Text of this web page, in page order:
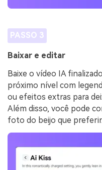
PASSO 3
Baixar e editar
Baixe o vídeo IA
próximo nível com
ou efeitos extras para
Além disso, você pode
foto do beijo que preferir.